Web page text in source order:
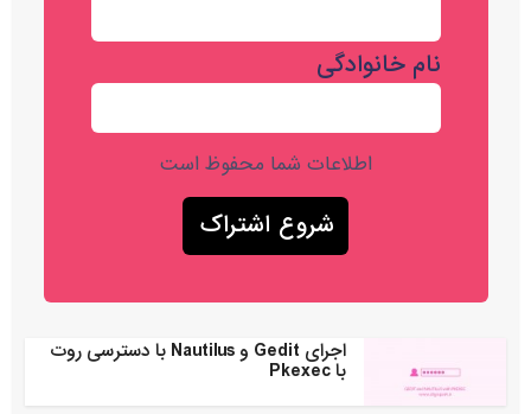
نام خانوادگی
اطلاعات شما محفوظ است
اجرای Gedit و Nautilus با دسترسی روت
با Pkexec